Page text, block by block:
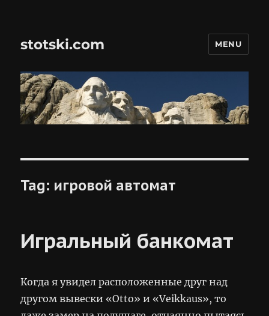
stotski.com MENU
Tag: игровой автомат
Игральный банкомат
Когда я увидел расположенные друг над
другом вывески «Otto» и «Veikkaus», то